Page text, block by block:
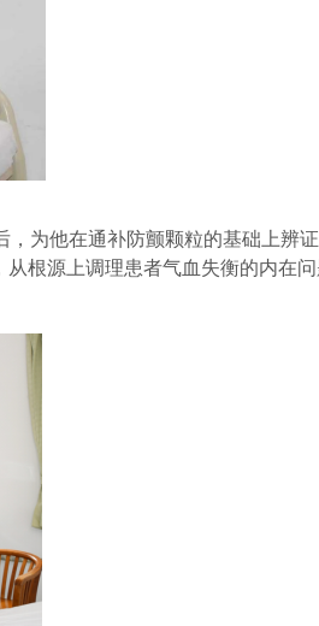
，为他在通补防颤颗粒的基础上辨
根源上调理患者气血失衡的内在问